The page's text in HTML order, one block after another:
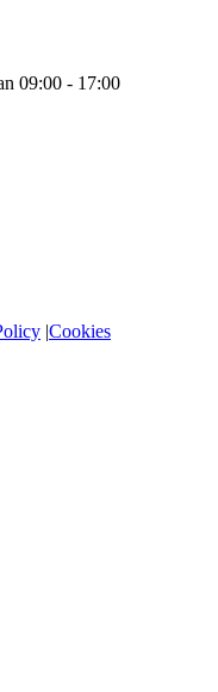
09:00 - 17:00
Cookies